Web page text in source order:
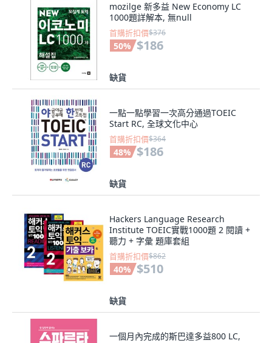
mozilge 新多益 New Economy LC
1000題詳解本, 無null
首購折扣價$376
50% $186
缺貨
一點一點學習一次高分通過TOEIC
Start RC, 全球文化中心
首購折扣價$364
48% $186
缺貨
Hackers Language Research
Institute TOEIC實戰1000題 2 閱讀 +
聽力 + 字彙 題庫套組
首購折扣價$862
40% $510
缺貨
一個月內完成的斯巴達多益800 LC,